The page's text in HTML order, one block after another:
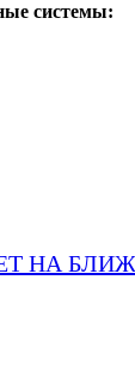
системы:
НА